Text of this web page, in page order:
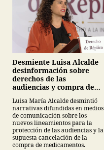
Desmiente Luisa Alcalde
desinformación sobre
derechos de las
audiencias y compra de
Luisa María Alcalde desmintió
narrativas difundidas en medios
de comunicación sobre los
nuevos lineamientos para la
protección de las audiencias y la
supuesta cancelación de la
compra de medicamentos.